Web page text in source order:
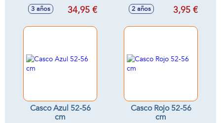
60x46x13,50cm
3 años 34,95 € 2 años 3,95 €
Casco Azul 52-56
cm
Casco Rojo 52-56
cm